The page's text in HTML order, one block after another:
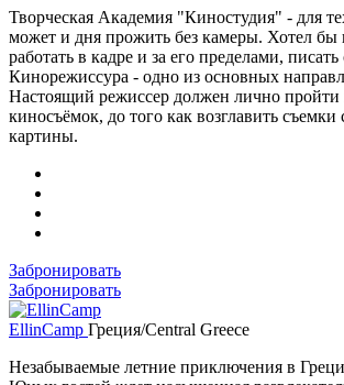
Творческая Академия "Киностудия" - для
может и дня прожить без камеры. Хотел бы
работать в кадре и за его пределами,
Кинорежиссура - одно из основных
Настоящий режиссер должен лично пройти
киносъёмок, до того как возглавить съемки
картины.
Забронировать
Забронировать
EllinCamp Греция/Central Greece
Незабываемые летние приключения в